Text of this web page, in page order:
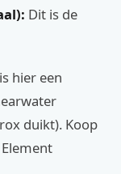
Dit is de
hier een
duikt). Koop